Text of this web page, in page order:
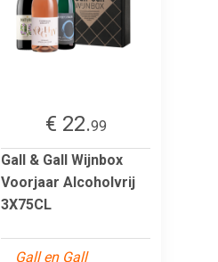
€ 22.99
Gall & Gall Wijnbox
Voorjaar Alcoholvrij
3X75CL
Gall en Gall